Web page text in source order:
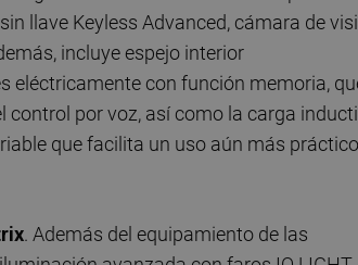
llave Keyless Advanced, cámara de
incluye espejo interior
eléctricamente con función memoria,
control por voz, así como la carga
que facilita un uso aún más práctico
. Además del equipamiento de las